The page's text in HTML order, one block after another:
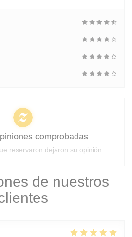
de nuestros
comprobadas
reservaron dejaron su opinión